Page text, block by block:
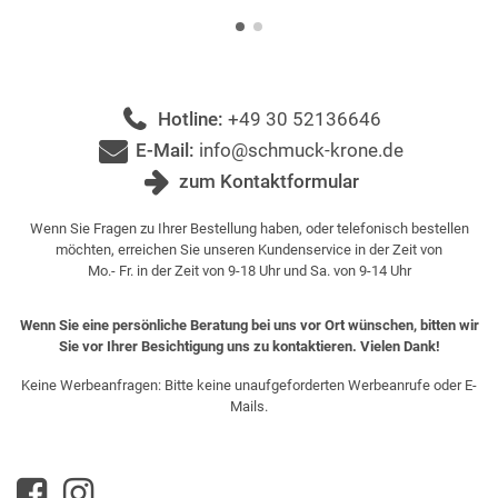
Hotline: +49 30 52136646
E-Mail: info@schmuck-krone.de
zum Kontaktformular
Wenn Sie Fragen zu Ihrer Bestellung haben, oder telefonisch bestellen
möchten, erreichen Sie unseren Kundenservice in der Zeit von
Mo.- Fr. in der Zeit von 9-18 Uhr und Sa. von 9-14 Uhr
Wenn Sie eine persönliche Beratung bei uns vor Ort wünschen, bitten wir
Sie vor Ihrer Besichtigung uns zu kontaktieren. Vielen Dank!
Keine Werbeanfragen: Bitte keine unaufgeforderten Werbeanrufe oder E-
Mails.